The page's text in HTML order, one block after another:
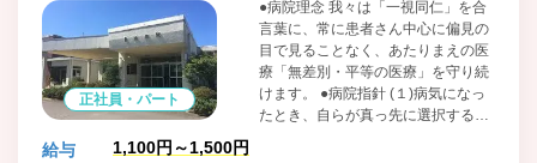
正社員・パート
●病院理念 我々は「一視同仁」を合
言葉に、常に患者さん中心に偏見の
目で見ることなく、あたりまえの医
療「無差別・平等の医療」を守り続
けます。 ●病院指針 (１)病気になっ
たとき、自らが真っ先に選択する、
給与 1,100円～1,500円